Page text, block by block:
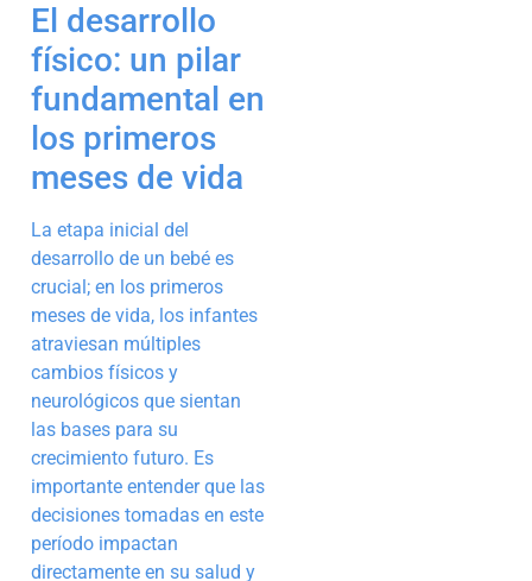
El desarrollo
físico: un pilar
fundamental en
los primeros
meses de vida
La etapa inicial del
desarrollo de un bebé es
crucial; en los primeros
meses de vida, los infantes
atraviesan múltiples
cambios físicos y
neurológicos que sientan
las bases para su
crecimiento futuro. Es
importante entender que las
decisiones tomadas en este
período impactan
directamente en su salud y